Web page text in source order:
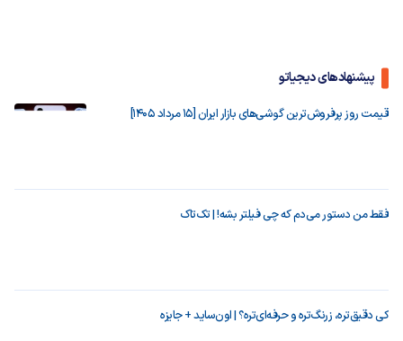
پیشنهادهای دیجیاتو
قیمت روز پرفروش‌ترین گوشی‌های بازار ایران [15 مرداد 1405]
فقط من دستور می‌دم که چی فیلتر بشه! | تک‌تاک
کی دقیق‌تره، زرنگ‌تره و حرفه‌ای‌تره؟ | اون‌ساید + جایزه